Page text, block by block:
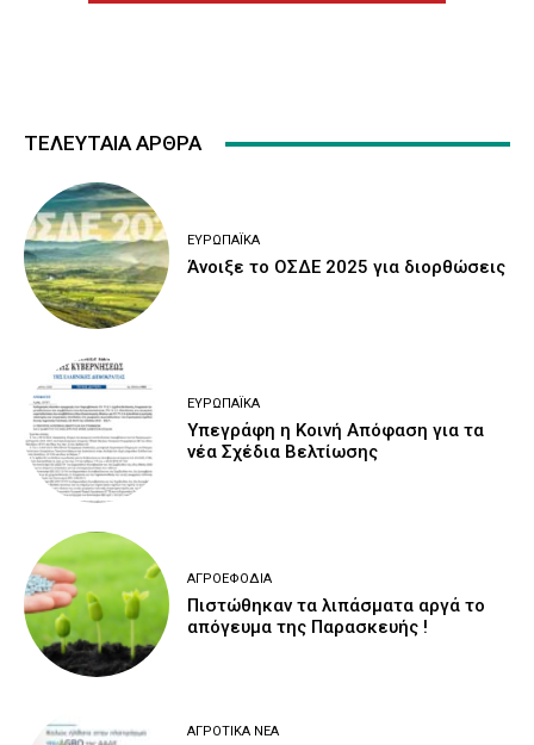
ΤΕΛΕΥΤΑΙΑ ΑΡΘΡΑ
ΕΥΡΩΠΑΪΚΆ
Άνοιξε το ΟΣΔΕ 2025 για διορθώσεις
ΕΥΡΩΠΑΪΚΆ
Υπεγράφη η Κοινή Απόφαση για τα
νέα Σχέδια Βελτίωσης
ΑΓΡΟΕΦΌΔΙΑ
Πιστώθηκαν τα λιπάσματα αργά το
απόγευμα της Παρασκευής !
ΑΓΡΟΤΙΚΆ ΝΈΑ